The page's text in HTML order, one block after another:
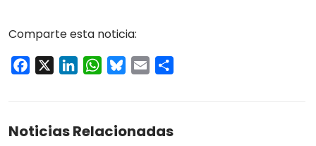
Comparte esta noticia:
Facebook LinkedInWhatsApp
Bluesky
Email
Noticias Relacionadas